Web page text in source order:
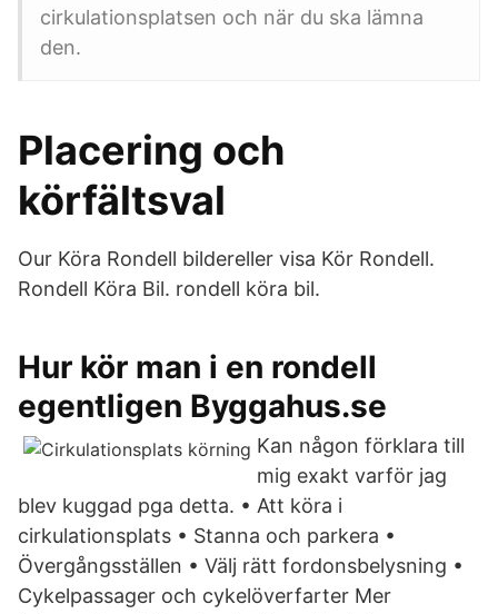
cirkulationsplatsen och när du ska lämna
den.
Placering och
körfältsval
Our Köra Rondell bildereller visa Kör Rondell.
Rondell Köra Bil. rondell köra bil.
Hur kör man i en rondell
egentligen Byggahus.se
Kan någon förklara till
mig exakt varför jag
blev kuggad pga detta. • Att köra i
cirkulationsplats • Stanna och parkera •
Övergångsställen • Välj rätt fordonsbelysning •
Cykelpassager och cykelöverfarter Mer